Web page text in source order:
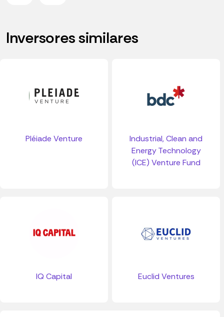
Inversores similares
Pléiade Venture
Industrial, Clean and
Energy Technology
(ICE) Venture Fund
IQ Capital Euclid Ventures